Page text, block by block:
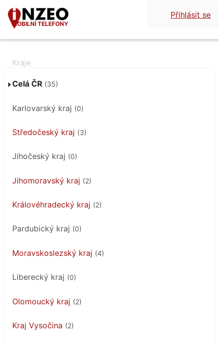
MOBILNÍ TELEFONY
Přihlásit se
Celá ČR (35)
Karlovarský kraj (0)
Středočeský kraj (3)
Jihočeský kraj (0)
Jihomoravský kraj (2)
Královéhradecký kraj (2)
Pardubický kraj (0)
Moravskoslezský kraj (4)
Liberecký kraj (0)
Olomoucký kraj (2)
Kraj Vysočina (2)